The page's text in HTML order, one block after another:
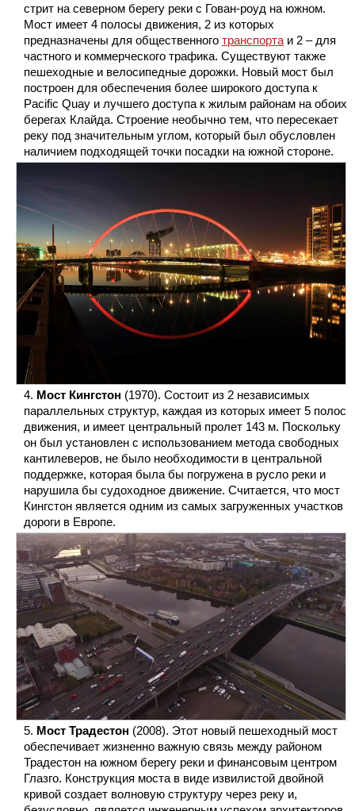
стрит на северном берегу реки с Гован-роуд на южном.
Мост имеет 4 полосы движения, 2 из которых
предназначены для общественного транспорта и 2 – для
частного и коммерческого трафика. Существуют также
пешеходные и велосипедные дорожки. Новый мост был
построен для обеспечения более широкого доступа к
Pacific Quay и лучшего доступа к жилым районам на обоих
берегах Клайда. Строение необычно тем, что пересекает
реку под значительным углом, который был обусловлен
наличием подходящей точки посадки на южной стороне.
Мост Кингстон (1970). Состоит из 2 независимых
параллельных структур, каждая из которых имеет 5 полос
движения, и имеет центральный пролет 143 м. Поскольку
он был установлен с использованием метода свободных
кантилеверов, не было необходимости в центральной
поддержке, которая была бы погружена в русло реки и
нарушила бы судоходное движение. Считается, что мост
Кингстон является одним из самых загруженных участков
дороги в Европе.
Мост Традестон (2008). Этот новый пешеходный мост
обеспечивает жизненно важную связь между районом
Традестон на южном берегу реки и финансовым центром
Глазго. Конструкция моста в виде извилистой двойной
кривой создает волновую структуру через реку и,